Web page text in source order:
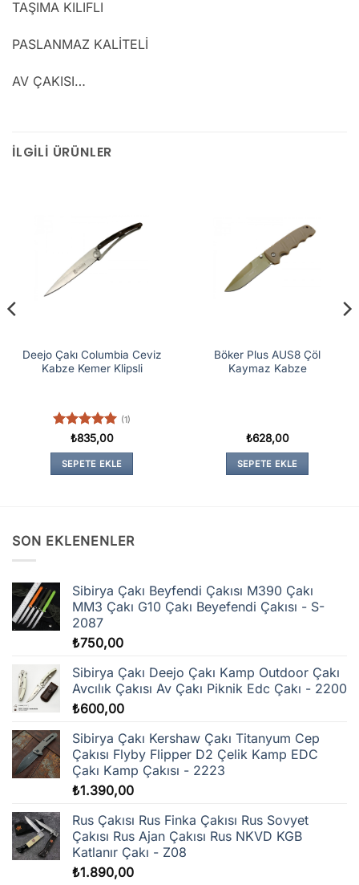
TAŞIMA KILIFLI
PASLANMAZ KALİTELİ
AV ÇAKISI…
İLGILI ÜRÜNLER
Deejo Çakı Columbia Ceviz
Kabze Kemer Klipsli
5 üzerinden
5oy aldı
(1)
₺835,00
SEPETE EKLE
Böker Plus AUS8 Çöl
Kaymaz Kabze
₺628,00
SEPETE EKLE
SON EKLENENLER
Sibirya Çakı Beyfendi Çakısı M390 Çakı
MM3 Çakı G10 Çakı Beyefendi Çakısı - S-
2087
₺750,00
Sibirya Çakı Deejo Çakı Kamp Outdoor Çakı
Avcılık Çakısı Av Çakı Piknik Edc Çakı - 2200
₺600,00
Sibirya Çakı Kershaw Çakı Titanyum Cep
Çakısı Flyby Flipper D2 Çelik Kamp EDC
Çakı Kamp Çakısı - 2223
₺1.390,00
Rus Çakısı Rus Finka Çakısı Rus Sovyet
Çakısı Rus Ajan Çakısı Rus NKVD KGB
Katlanır Çakı - Z08
₺1.890,00